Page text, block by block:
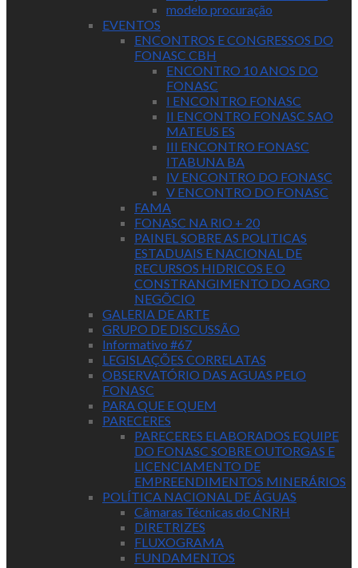
modelo procuração
EVENTOS
ENCONTROS E CONGRESSOS DO
FONASC CBH
ENCONTRO 10 ANOS DO
FONASC
I ENCONTRO FONASC
II ENCONTRO FONASC SAO
MATEUS ES
III ENCONTRO FONASC
ITABUNA BA
IV ENCONTRO DO FONASC
V ENCONTRO DO FONASC
FAMA
FONASC NA RIO + 20
PAINEL SOBRE AS POLITICAS
ESTADUAIS E NACIONAL DE
RECURSOS HIDRICOS E O
CONSTRANGIMENTO DO AGRO
NEGÕCIO
GALERIA DE ARTE
GRUPO DE DISCUSSÃO
Informativo #67
LEGISLAÇÕES CORRELATAS
OBSERVATÓRIO DAS AGUAS PELO
FONASC
PARA QUE E QUEM
PARECERES
PARECERES ELABORADOS EQUIPE
DO FONASC SOBRE OUTORGAS E
LICENCIAMENTO DE
EMPREENDIMENTOS MINERÁRIOS
POLÍTICA NACIONAL DE ÁGUAS
Câmaras Técnicas do CNRH
DIRETRIZES
FLUXOGRAMA
FUNDAMENTOS